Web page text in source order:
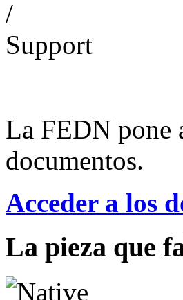
La FEDN pone
documentos.
Acceder a los
La pieza que